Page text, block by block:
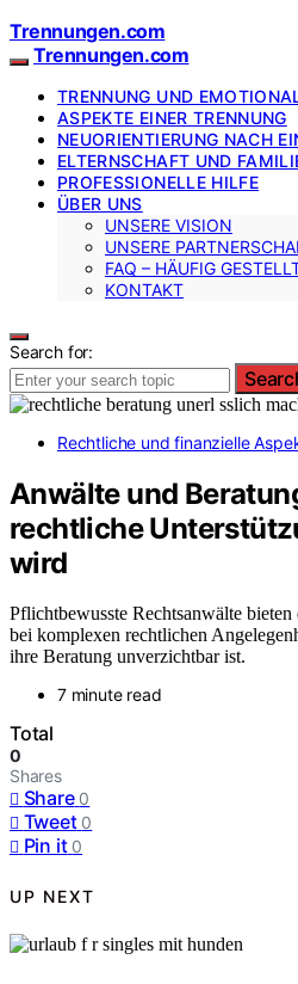
Trennungen.com
Trennungen.com
TRENNUNG UND
ASPEKTE EINER TRENNUNG
NEUORIENTIERUNG NACH
ELTERNSCHAFT UND
PROFESSIONELLE HILFE
ÜBER UNS
UNSERE VISION
UNSERE
FAQ – HÄUFIG
KONTAKT
Search for:
Rechtliche und finanzielle
Anwälte und
rechtliche
wird
Pflichtbewusste Rechtsanwälte
bei komplexen rechtlichen
ihre Beratung unverzichtbar ist.
7 minute read
Total
0
Shares
Share 0
Tweet 0
Pin it 0
UP NEXT